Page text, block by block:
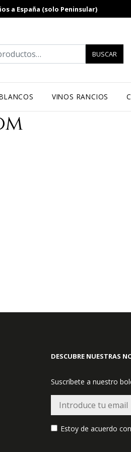
a España (solo Peninsular)
VINOS RANCIOS
BUSCAR
DESCUBRE NUESTRAS
Suscríbete a nuestro
Estoy de acuerdo